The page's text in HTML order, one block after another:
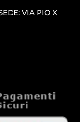
VIA PIO X